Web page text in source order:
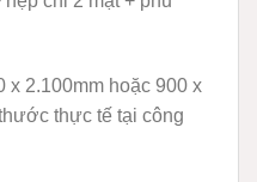
x 2.100mm hoặc 900 x
thực tế tại công